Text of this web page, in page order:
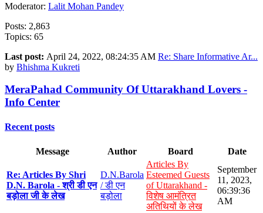
Moderator: Lalit Mohan Pandey
Posts: 2,863
Topics: 65
Last post: April 24, 2022, 08:24:35 AM Re: Share Informative Ar...
by Bhishma Kukreti
MeraPahad Community Of Uttarakhand Lovers -
Info Center
Recent posts
Message Author Board Date
Re: Articles By Shri
D.N. Barola - श्री डी एन
बड़ोला जी के लेख
D.N.Barola
/ डी एन
बड़ोला
Articles By
Esteemed Guests
of Uttarakhand -
विशेष आमंत्रित
अतिथियों के लेख
September
11, 2023,
06:39:36
AM